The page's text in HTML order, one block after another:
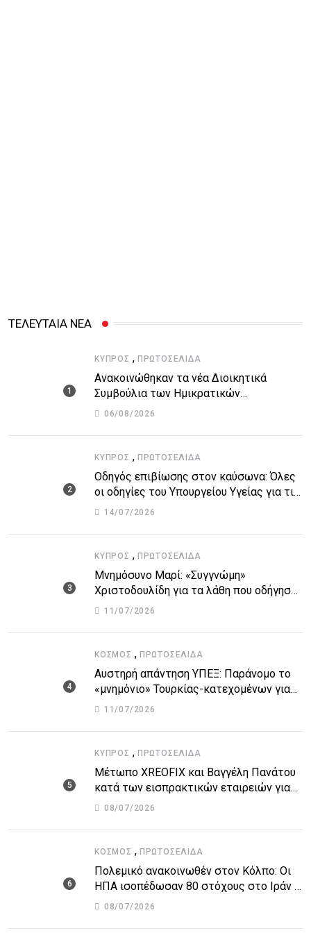
ΤΕΛΕΥΤΑΙΑ ΝΕΑ
ΚΎΠΡΟΣ , ΠΡΩΤΟΣΈΛΙΔΑ
Ανακοινώθηκαν τα νέα Διοικητικά
Συμβούλια των Ημικρατικών
Οργανισμών – Όλη η λίστα με τα
06/08/2026
ΚΎΠΡΟΣ , ΠΡΩΤΟΣΈΛΙΔΑ
Οδηγός επιβίωσης στον καύσωνα: Όλες
οι οδηγίες του Υπουργείου Υγείας για τις
υψηλές θερμοκρασίες
14/07/2026
ΚΎΠΡΟΣ , ΠΡΩΤΟΣΈΛΙΔΑ
Μνημόσυνο Μαρί: «Συγγνώμη»
Χριστοδουλίδη για τα λάθη που οδήγησαν
στην τραγωδία
11/07/2026
ΚΌΣΜΟΣ , ΠΡΩΤΟΣΈΛΙΔΑ
Αυστηρή απάντηση ΥΠΕΞ: Παράνομο το
«μνημόνιο» Τουρκίας-κατεχομένων για
τον υποθαλάσσιο αγωγό
11/07/2026
ΚΎΠΡΟΣ , ΠΡΩΤΟΣΈΛΙΔΑ
Μέτωπο XREOFIX και Βαγγέλη Πανάτου
κατά των εισπρακτικών εταιρειών για
την προστασία των δανειοληπτών
08/07/2026
ΚΌΣΜΟΣ , ΠΡΩΤΟΣΈΛΙΔΑ
Πολεμικό ανακοινωθέν στον Κόλπο: Οι
ΗΠΑ ισοπέδωσαν 80 στόχους στο Ιράν –
Μπαράζ επιθέσεων σε αμερικανικές
08/07/2026